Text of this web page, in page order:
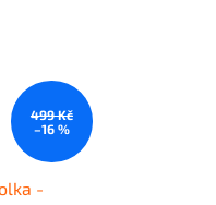
499 Kč
–16 %
-